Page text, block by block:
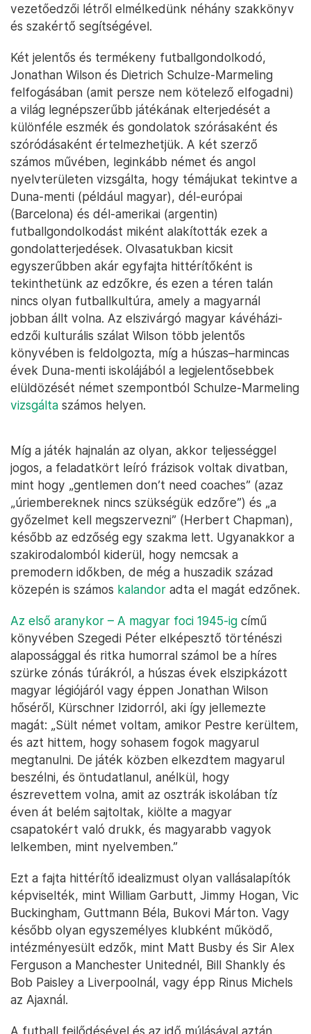
vezetőedzői létről elmélkedünk néhány szakkönyv
és szakértő segítségével.
Két jelentős és termékeny futballgondolkodó,
Jonathan Wilson és Dietrich Schulze-Marmeling
felfogásában (amit persze nem kötelező elfogadni)
a világ legnépszerűbb játékának elterjedését a
különféle eszmék és gondolatok szórásaként és
szóródásaként értelmezhetjük. A két szerző
számos művében, leginkább német és angol
nyelvterületen vizsgálta, hogy témájukat tekintve a
Duna-menti (például magyar), dél-európai
(Barcelona) és dél-amerikai (argentin)
futballgondolkodást miként alakították ezek a
gondolatterjedések. Olvasatukban kicsit
egyszerűbben akár egyfajta hittérítőként is
tekinthetünk az edzőkre, és ezen a téren talán
nincs olyan futballkultúra, amely a magyarnál
jobban állt volna. Az elszivárgó magyar kávéházi-
edzői kulturális szálat Wilson több jelentős
könyvében is feldolgozta, míg a húszas–harmincas
évek Duna-menti iskolájából a legjelentősebbek
elüldözését német szempontból Schulze-Marmeling
vizsgálta számos helyen.
Míg a játék hajnalán az olyan, akkor teljességgel
jogos, a feladatkört leíró frázisok voltak divatban,
mint hogy „gentlemen don’t need coaches” (azaz
„úriembereknek nincs szükségük edzőre”) és „a
győzelmet kell megszervezni” (Herbert Chapman),
később az edzőség egy szakma lett. Ugyanakkor a
szakirodalomból kiderül, hogy nemcsak a
premodern időkben, de még a huszadik század
közepén is számos kalandor adta el magát edzőnek.
Az első aranykor – A magyar foci 1945-ig című
könyvében Szegedi Péter elképesztő történészi
alapossággal és ritka humorral számol be a híres
szürke zónás túrákról, a húszas évek elszipkázott
magyar légiójáról vagy éppen Jonathan Wilson
hőséről, Kürschner Izidorról, aki így jellemezte
magát: „Sült német voltam, amikor Pestre kerültem,
és azt hittem, hogy sohasem fogok magyarul
megtanulni. De játék közben elkezdtem magyarul
beszélni, és öntudatlanul, anélkül, hogy
észrevettem volna, amit az osztrák iskolában tíz
éven át belém sajtoltak, kiölte a magyar
csapatokért való drukk, és magyarabb vagyok
lelkemben, mint nyelvemben.”
Ezt a fajta hittérítő idealizmust olyan vallásalapítók
képviselték, mint William Garbutt, Jimmy Hogan, Vic
Buckingham, Guttmann Béla, Bukovi Márton. Vagy
később olyan egyszemélyes klubként működő,
intézményesült edzők, mint Matt Busby és Sir Alex
Ferguson a Manchester Unitednél, Bill Shankly és
Bob Paisley a Liverpoolnál, vagy épp Rinus Michels
az Ajaxnál.
A futball fejlődésével és az idő múlásával aztán